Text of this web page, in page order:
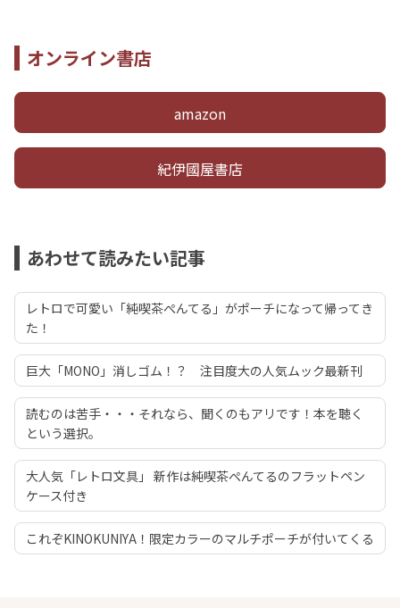
オンライン書店
amazon
紀伊國屋書店
あわせて読みたい記事
レトロで可愛い「純喫茶ぺんてる」がポーチになって帰ってき
た！
巨大「MONO」消しゴム！？ 注目度大の人気ムック最新刊
読むのは苦手・・・それなら、聞くのもアリです！本を聴く
という選択。
大人気「レトロ文具」 新作は純喫茶ぺんてるのフラットペン
ケース付き
これぞKINOKUNIYA！限定カラーのマルチポーチが付いてくる